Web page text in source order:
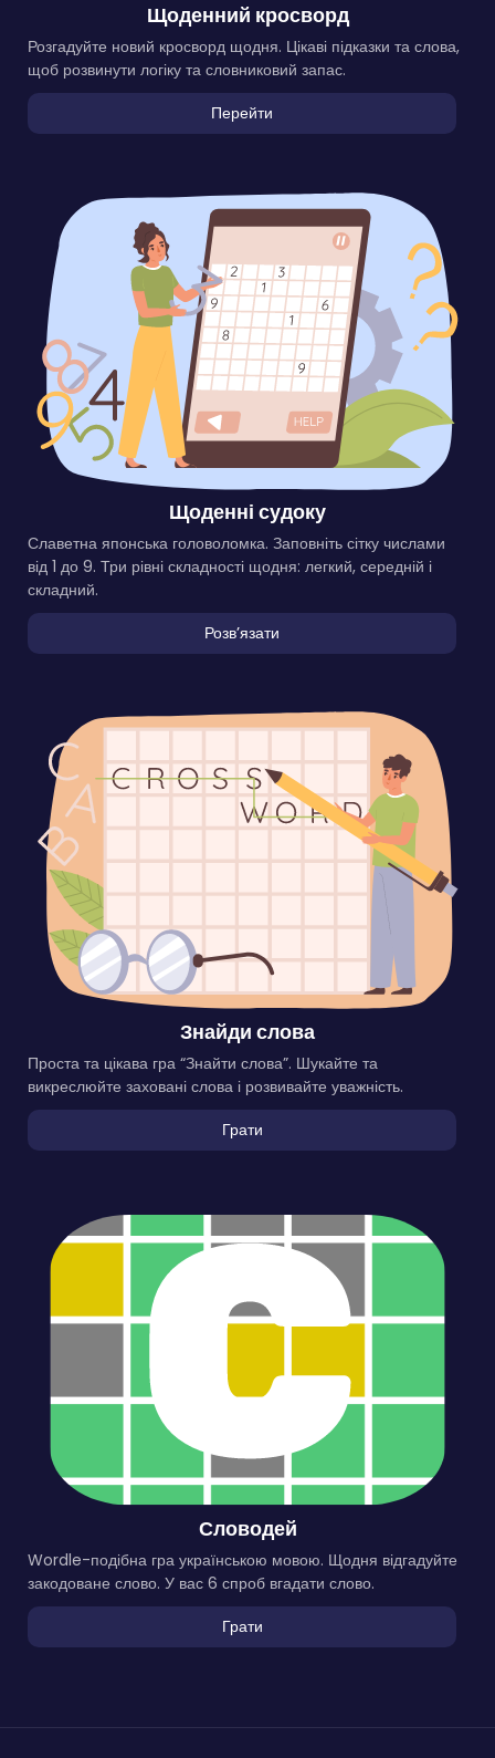
Щоденний кросворд
Розгадуйте новий кросворд щодня. Цікаві підказки та слова,
щоб розвинути логіку та словниковий запас.
Перейти
Щоденні судоку
Славетна японська головоломка. Заповніть сітку числами
від 1 до 9. Три рівні складності щодня: легкий, середній і
складний.
Розвʼязати
Знайди слова
Проста та цікава гра “Знайти слова”. Шукайте та
викреслюйте заховані слова і розвивайте уважність.
Грати
Словодей
Wordle-подібна гра українською мовою. Щодня відгадуйте
закодоване слово. У вас 6 спроб вгадати слово.
Грати